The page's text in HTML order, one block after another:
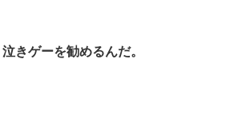
きゲーを勧めるんだ。